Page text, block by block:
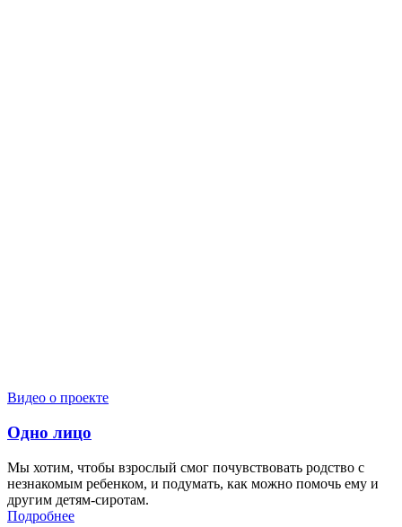
Видео о проекте
Одно лицо
Мы хотим, чтобы взрослый смог почувствовать родство с
незнакомым ребенком, и подумать, как можно помочь ему и
другим детям-сиротам.
Подробнее